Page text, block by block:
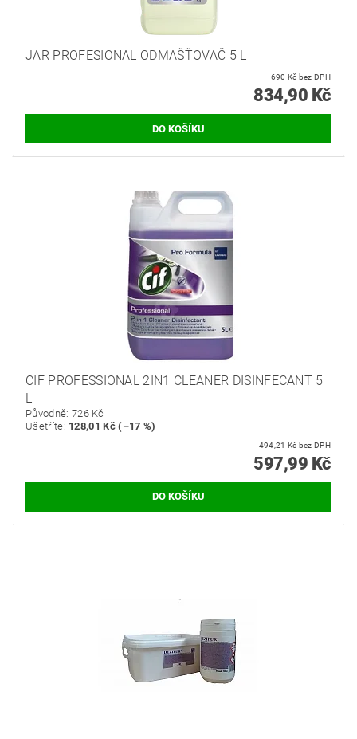
JAR PROFESIONAL ODMAŠŤOVAČ 5 L
690 Kč bez DPH
834,90 Kč
CIF PROFESSIONAL 2IN1 CLEANER DISINFECANT 5
L
Původně: 726 Kč
Ušetříte: 128,01 Kč (–17 %)
494,21 Kč bez DPH
597,99 Kč